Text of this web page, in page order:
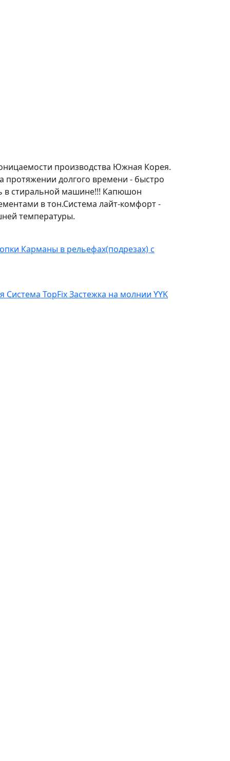
производства Южная Корея.
протяжении долгого времени - быстро
в стиральной машине!!! Капюшон
в тон.Система лайт-комфорт -
температуры.
Карманы в рельефах(подрезах) с
Система TopFixЗастежка на молнии YYK